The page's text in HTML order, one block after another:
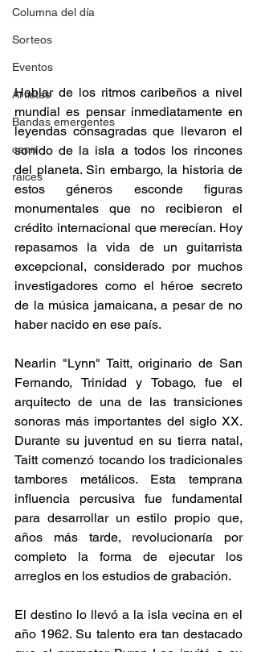
Columna del día
Sorteos
Eventos
Artistas
Bandas emergentes
cann
raices
Hablar de los ritmos caribeños a nivel
mundial es pensar inmediatamente en
leyendas consagradas que llevaron el
sonido de la isla a todos los rincones
del planeta. Sin embargo, la historia de
estos géneros esconde figuras
monumentales que no recibieron el
crédito internacional que merecían. Hoy
repasamos la vida de un guitarrista
excepcional, considerado por muchos
investigadores como el héroe secreto
de la música jamaicana, a pesar de no
haber nacido en ese país.
Nearlin "Lynn" Taitt, originario de San
Fernando, Trinidad y Tobago, fue el
arquitecto de una de las transiciones
sonoras más importantes del siglo XX.
Durante su juventud en su tierra natal,
Taitt comenzó tocando los tradicionales
tambores metálicos. Esta temprana
influencia percusiva fue fundamental
para desarrollar un estilo propio que,
años más tarde, revolucionaría por
completo la forma de ejecutar los
arreglos en los estudios de grabación.
El destino lo llevó a la isla vecina en el
año 1962. Su talento era tan destacado